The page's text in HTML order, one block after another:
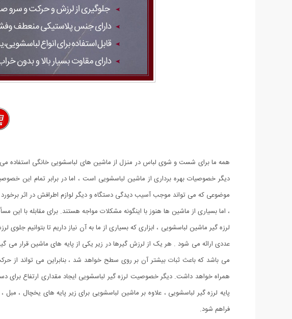
همه ما برای شست و شوی لباس در منزل از ماشین های لباسشویی خانگی استفاده
دیگر خصوصیات بهره برداری از ماشین لباسشویی است ، اما در برابر تمام این
موضوعی که می تواند موجب آسیب دیدگی دستگاه و دیگر لوازم اطرافش در اثر برخورد
، اما بسیاری از ماشین ها هنوز با اینگونه مشکلات مواجه هستند. برای مقابله با این
لرزه گیر ماشین لباسشویی ، ابزاری که بسیاری از ما به آن نیاز داریم تا بتوانیم
عددی ارائه می شود . هر یک از لرزش گیرها در زیر یکی از پایه های ماشین قرار
می باشد که باعث ثبات بیشتر آن بر روی سطح خواهد شد ، بنابراین می تواند
همراه خواهد داشت. دیگر خصوصیت لرزه گیر لباسشویی ایجاد مقداری ارتفاع
پایه لرزه گیر لباسشویی ، علاوه بر ماشین لباسشویی برای زیر پایه های یخچال ،
فراهم شود.